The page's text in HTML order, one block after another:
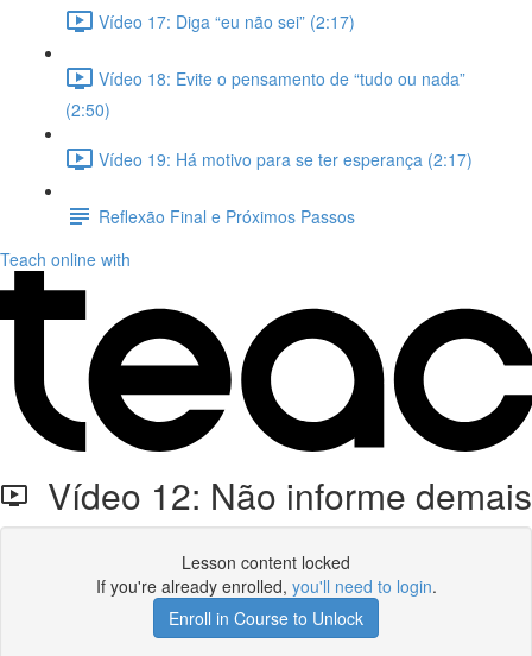
Vídeo 17: Diga “eu não sei” (2:17)
Vídeo 18: Evite o pensamento de “tudo ou nada”
(2:50)
Vídeo 19: Há motivo para se ter esperança (2:17)
Reflexão Final e Próximos Passos
Teach online with
Vídeo 12: Não informe demais
Lesson content locked
If you're already enrolled, you'll need to login.
Enroll in Course to Unlock